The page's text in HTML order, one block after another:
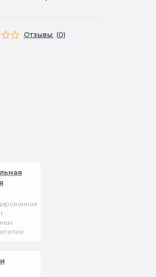
Отзывы: (0)